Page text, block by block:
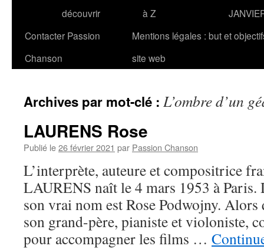
découvrir
à Z
Contacter Passion
Chanson
Mentions légales : but et
site web
Archives par mot-clé : L’ombre d’un
LAURENS Rose
Publié le26 février 2021 par Passion Chanson
L’interprète, auteure et compositrice
LAURENS naît le 4 mars 1953 à Paris.
son vrai nom est Rose Podwojny. Alors
son grand-père, pianiste et violoniste,
pour accompagner les films …